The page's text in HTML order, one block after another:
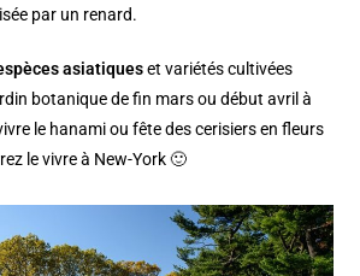
par un renard.
asiatiqueset variétés cultivées
botanique de fin mars ou début avril à
le hanami ou fête des cerisiers en fleurs
le vivre à New-York 🙂